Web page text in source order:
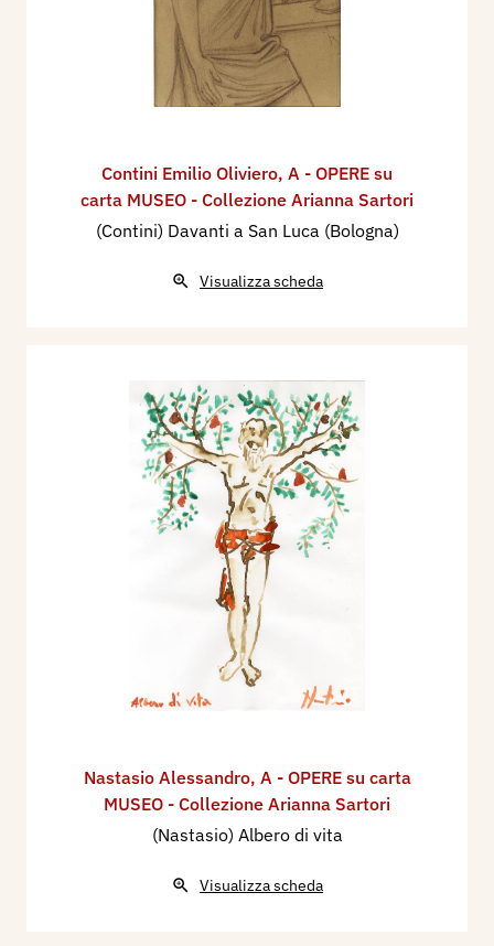
Contini Emilio Oliviero, A - OPERE su
carta MUSEO - Collezione Arianna Sartori
(Contini) Davanti a San Luca (Bologna)
Visualizza scheda
Nastasio Alessandro, A - OPERE su carta
MUSEO - Collezione Arianna Sartori
(Nastasio) Albero di vita
Visualizza scheda